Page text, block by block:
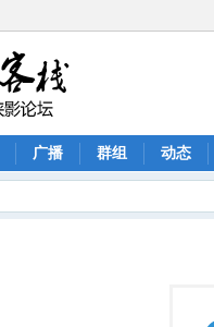
广播 群组 动态